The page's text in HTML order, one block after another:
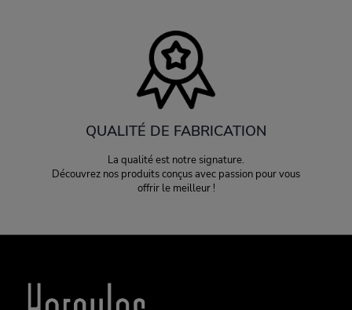
QUALITÉ DE FABRICATION
La qualité est notre signature.
Découvrez nos produits conçus avec passion pour vous
offrir le meilleur !